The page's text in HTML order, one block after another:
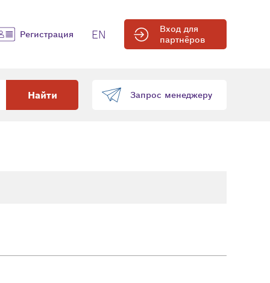
Регистрация EN
Вход для
партнёров
Найти Запрос менеджеру